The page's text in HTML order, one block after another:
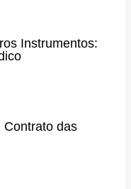
Instrumentos:
Contrato das